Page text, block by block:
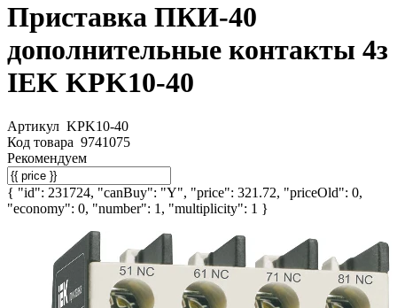
Приставка ПКИ-40
дополнительные контакты 4з
IEK KPK10-40
Артикул KPK10-40
Код товара 9741075
Рекомендуем
{ "id": 231724, "canBuy": "Y", "price": 321.72, "priceOld": 0,
"economy": 0, "number": 1, "multiplicity": 1 }